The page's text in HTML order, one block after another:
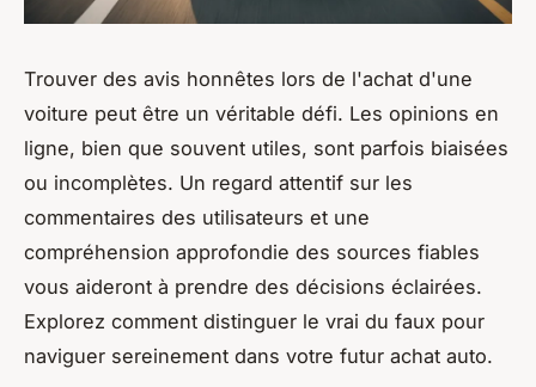
Trouver des avis honnêtes lors de l'achat d'une
voiture peut être un véritable défi. Les opinions en
ligne, bien que souvent utiles, sont parfois biaisées
ou incomplètes. Un regard attentif sur les
commentaires des utilisateurs et une
compréhension approfondie des sources fiables
vous aideront à prendre des décisions éclairées.
Explorez comment distinguer le vrai du faux pour
naviguer sereinement dans votre futur achat auto.